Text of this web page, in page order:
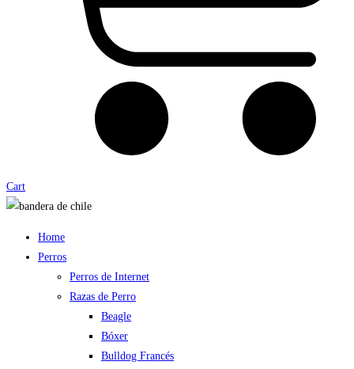
Cart
Home
Perros
Perros de Internet
Razas de Perro
Beagle
Bóxer
Bulldog Francés